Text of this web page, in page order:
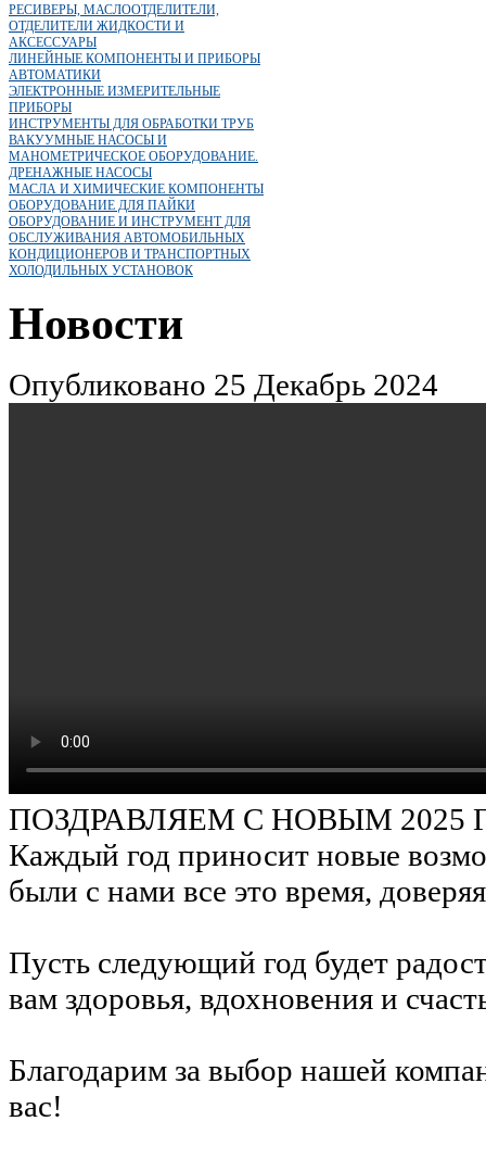
РЕСИВЕРЫ, МАСЛООТДЕЛИТЕЛИ,
ОТДЕЛИТЕЛИ ЖИДКОСТИ И
АКСЕССУАРЫ
ЛИНЕЙНЫЕ КОМПОНЕНТЫ И ПРИБОРЫ
АВТОМАТИКИ
ЭЛЕКТРОННЫЕ ИЗМЕРИТЕЛЬНЫЕ
ПРИБОРЫ
ИНСТРУМЕНТЫ ДЛЯ ОБРАБОТКИ ТРУБ
ВАКУУМНЫЕ НАСОСЫ И
МАНОМЕТРИЧЕСКОЕ ОБОРУДОВАНИЕ.
ДРЕНАЖНЫЕ НАСОСЫ
МАСЛА И ХИМИЧЕСКИЕ КОМПОНЕНТЫ
ОБОРУДОВАНИЕ ДЛЯ ПАЙКИ
ОБОРУДОВАНИЕ И ИНСТРУМЕНТ ДЛЯ
ОБСЛУЖИВАНИЯ АВТОМОБИЛЬНЫХ
КОНДИЦИОНЕРОВ И ТРАНСПОРТНЫХ
ХОЛОДИЛЬНЫХ УСТАНОВОК
Новости
Опубликовано 25 Декабрь 2024
ПОЗДРАВЛЯЕМ С НОВЫМ 2025
Каждый год приносит новые
были с нами все это время,
Пусть следующий год будет
вам здоровья, вдохновения и
Благодарим за выбор нашей
вас!